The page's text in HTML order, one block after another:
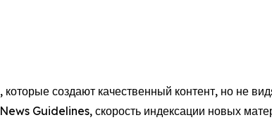
создают качественный контент, но не
Guidelines, скорость индексации новых